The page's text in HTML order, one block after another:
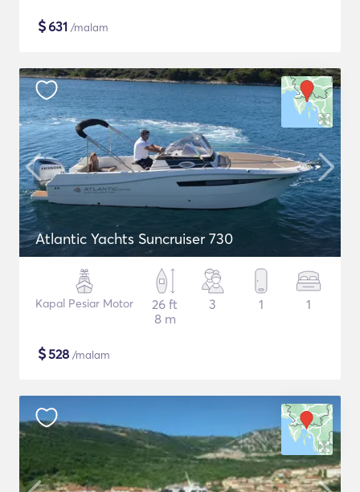
$631 /malam
Atlantic Yachts Suncruiser 730
Kapal Pesiar Motor
26 ft
8 m
3 1 1
$528 /malam